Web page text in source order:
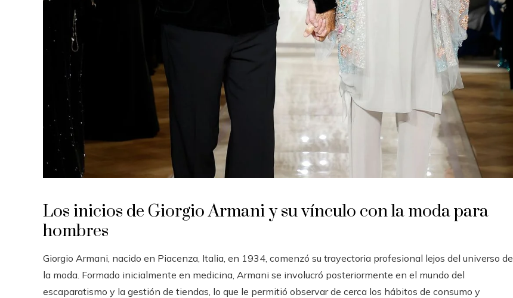
Los inicios de Giorgio Armani y su vínculo con la moda para
hombres
Giorgio Armani, nacido en Piacenza, Italia, en 1934, comenzó su trayectoria profesional lejos del universo de
la moda. Formado inicialmente en medicina, Armani se involucró posteriormente en el mundo del
escaparatismo y la gestión de tiendas, lo que le permitió observar de cerca los hábitos de consumo y